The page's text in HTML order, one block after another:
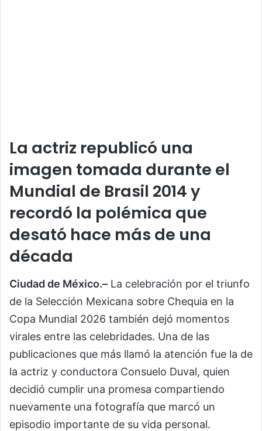
La actriz republicó una
imagen tomada durante el
Mundial de Brasil 2014 y
recordó la polémica que
desató hace más de una
década
Ciudad de México.– La celebración por el triunfo
de la Selección Mexicana sobre Chequia en la
Copa Mundial 2026 también dejó momentos
virales entre las celebridades. Una de las
publicaciones que más llamó la atención fue la de
la actriz y conductora Consuelo Duval, quien
decidió cumplir una promesa compartiendo
nuevamente una fotografía que marcó un
episodio importante de su vida personal.